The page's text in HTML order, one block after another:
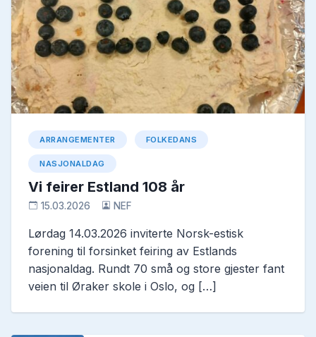
ARRANGEMENTER FOLKEDANS
NASJONALDAG
Vi feirer Estland 108 år
15.03.2026 NEF
Lørdag 14.03.2026 inviterte Norsk-estisk
forening til forsinket feiring av Estlands
nasjonaldag. Rundt 70 små og store gjester fant
veien til Øraker skole i Oslo, og […]